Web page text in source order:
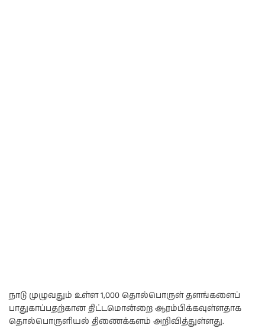
நாடு முழுவதும் உள்ள 1,000 தொல்பொருள் தளங்களைப்
பாதுகாப்பதற்கான திட்டமொன்றை ஆரம்பிக்கவுள்ளதாக
தொல்பொருளியல் திணைக்களம் அறிவித்துள்ளது.